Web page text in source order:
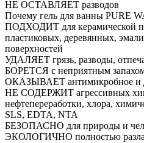
НЕ ОСТАВЛЯЕТ разводов
Почему гель для ванны PURE
ПОДХОДИТ для керамической
пластиковых, деревянных,
поверхностей
УДАЛЯЕТ грязь, разводы,
БОРЕТСЯ с неприятным
ОКАЗЫВАЕТ антимикробное и
НЕ СОДЕРЖИТ агрессивных
нефтепереработки, хлора,
SLS, EDTA, NTA
БЕЗОПАСНО для природы и
ЭКОЛОГИЧНО полностью